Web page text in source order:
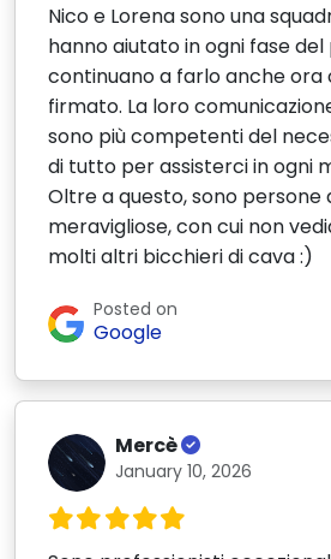
Nico e Lorena sono una
hanno aiutato in ogni fase
continuano a farlo anche ora
firmato. La loro
sono più competenti del
di tutto per assisterci in ogni
Oltre a questo, sono
meravigliose, con cui non
molti altri bicchieri di cava :)
Posted on
Google
Mercè
January 10, 2026